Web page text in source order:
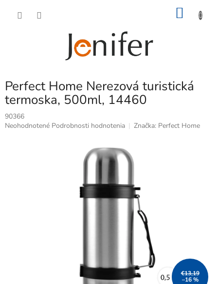
Perfect Home Nerezová turistická
termoska, 500ml, 14460
90366
Priemerné
Neohodnotené Podrobnosti hodnotenia Značka: Perfect Home
€13,19
–16 %